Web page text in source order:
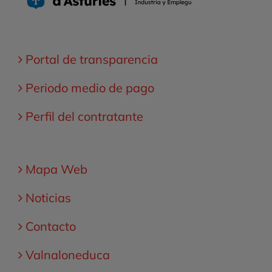
qnk Arquitectura
Portal de transparencia
Periodo medio de pago
Perfil del contratante
Mapa Web
Noticias
Contacto
Valnaloneduca